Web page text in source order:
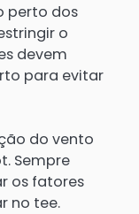
perto dos
o
devem
para evitar
do vento
Sempre
os fatores
no tee.